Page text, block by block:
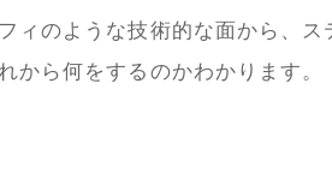
ィのような技術的な面から、
から何をするのかわかります。